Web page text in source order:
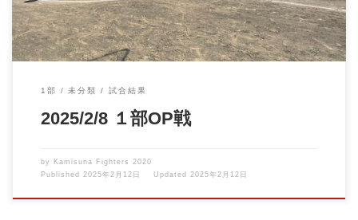
1部 未分類 試合結果
2025/2/8 １部OP戦
by Kamisuna Fighters 2020
Published 2025年2月12日 Updated 2025年2月12日